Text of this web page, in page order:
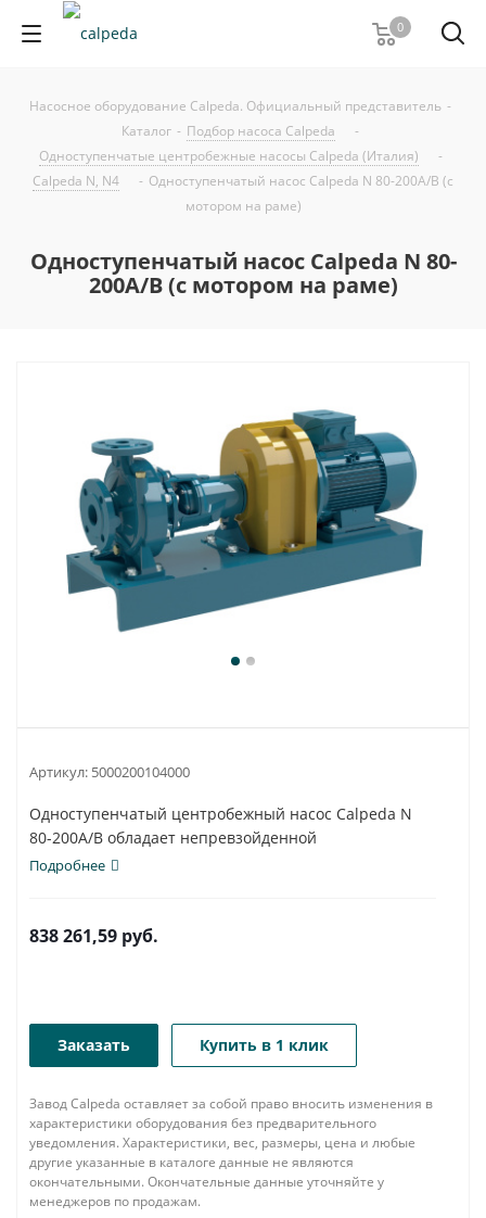
0
Насосное оборудование Calpeda. Официальный представитель -
Каталог - Подбор насоса Calpeda
-
Одноступенчатые центробежные насосы Calpeda (Италия)
-
Calpeda N, N4
- Одноступенчатый насос Calpeda N 80-200A/B (с
мотором на раме)
Одноступенчатый насос Calpeda N 80-
200A/B (с мотором на раме)
Артикул: 5000200104000
Одноступенчатый центробежный насос Calpeda N
80-200A/B обладает непревзойденной
универсальностью...
Подробнее
838 261,59 руб.
Заказать Купить в 1 клик
Завод Calpeda оставляет за собой право вносить изменения в
характеристики оборудования без предварительного
уведомления. Характеристики, вес, размеры, цена и любые
другие указанные в каталоге данные не являются
окончательными. Окончательные данные уточняйте у
менеджеров по продажам.